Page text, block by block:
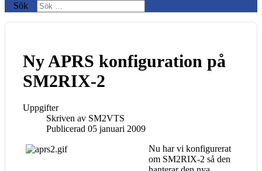
Sök
Ny APRS konfiguration på
SM2RIX-2
Uppgifter
Skriven av SM2VTS
Publicerad 05 januari 2009
Nu har vi konfigurerat
om SM2RIX-2 så den